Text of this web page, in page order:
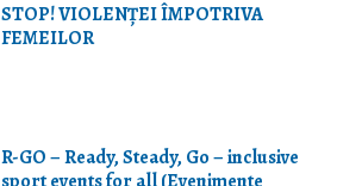
STOP! VIOLENŢEI ÎMPOTRIVA
FEMEILOR
R-GO – Ready, Steady, Go – inclusive